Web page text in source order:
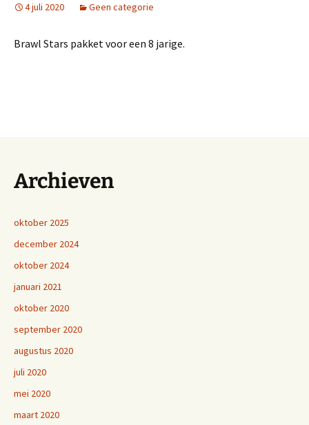
4 juli 2020 Geen categorie
Brawl Stars pakket voor een 8 jarige.
Archieven
oktober 2025
december 2024
oktober 2024
januari 2021
oktober 2020
september 2020
augustus 2020
juli 2020
mei 2020
maart 2020